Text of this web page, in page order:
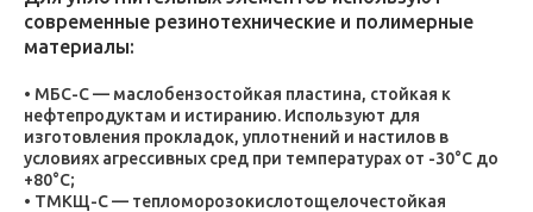
современные резинотехнические и полимерные
материалы:
МБС-С — маслобензостойкая пластина, стойкая к
нефтепродуктам и истиранию. Используют для
изготовления прокладок, уплотнений и настилов в
условиях агрессивных сред при температурах от -30°C до
+80°C;
ТМКЩ-С — тепломорозокислотощелочестойкая